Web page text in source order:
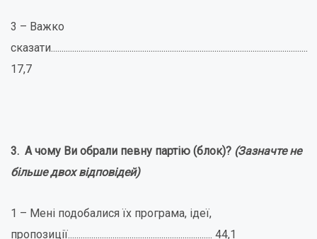
3 – Важко
сказати.........................................................................................................................
17,7
3. А чому Ви обрали певну партію (блок)? (Зазначте не
більше двох відповідей)
1 – Мені подобалися їх програма, ідеї,
пропозиції.................................................................... 44,1